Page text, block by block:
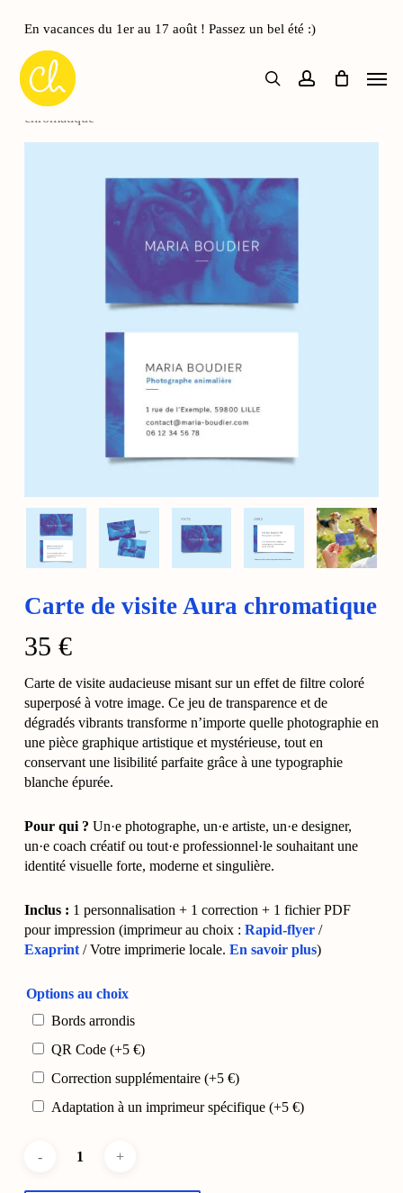
content
En vacances du 1er au 17 août ! Passez un bel été :)
search account Menu
Accueil
chromatique
Carte de visite Aura chromatique
35 €
Carte de visite audacieuse misant sur un effet de filtre coloré
superposé à votre image. Ce jeu de transparence et de
dégradés vibrants transforme n’importe quelle photographie en
une pièce graphique artistique et mystérieuse, tout en
conservant une lisibilité parfaite grâce à une typographie
blanche épurée.
Pour qui ? Un·e photographe, un·e artiste, un·e designer,
un·e coach créatif ou tout·e professionnel·le souhaitant une
identité visuelle forte, moderne et singulière.
Inclus : 1 personnalisation + 1 correction + 1 fichier PDF
pour impression (imprimeur au choix : Rapid-flyer/
Exaprint/ Votre imprimerie locale. En savoir plus)
Options au choix
Bords arrondis
QR Code (+5 €)
Correction supplémentaire (+5 €)
Adaptation à un imprimeur spécifique (+5 €)